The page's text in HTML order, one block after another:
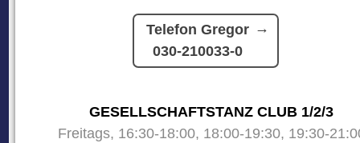
Telefon Gregor
030-210033-0
GESELLSCHAFTSTANZ CLUB 1/2/3
Freitags, 16:30-18:00, 18:00-19:30, 19:30-